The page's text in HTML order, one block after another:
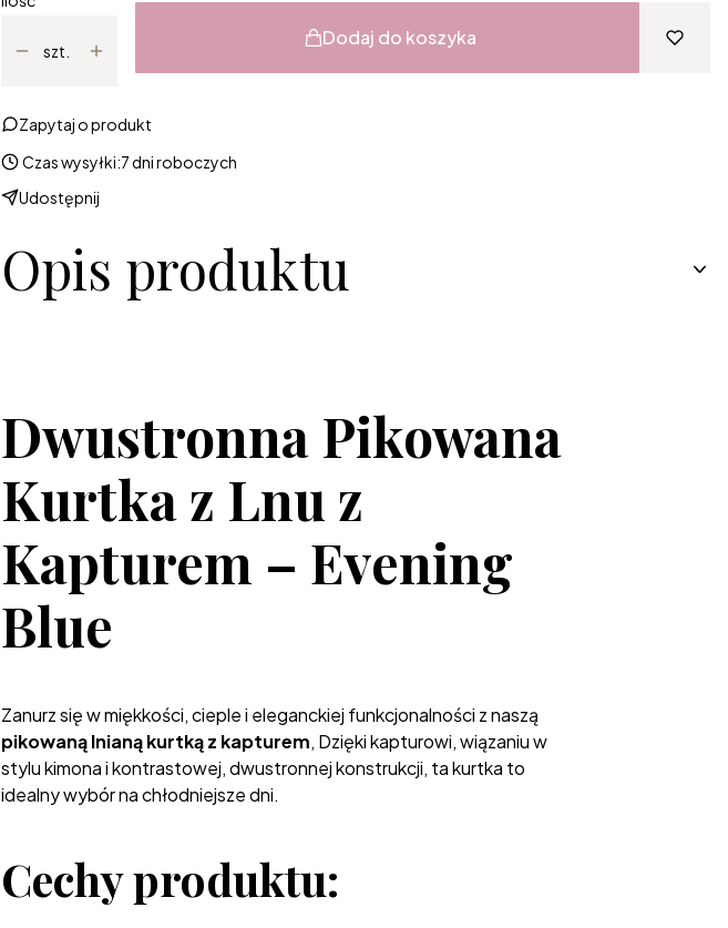
szt.
Dodaj do koszyka
Zapytaj o produkt
Czas wysyłki:7 dni roboczych
Udostępnij
Opis produktu
Dwustronna Pikowana
Kurtka z Lnu z
Kapturem – Evening
Blue
Zanurz się w miękkości, cieple i eleganckiej funkcjonalności z naszą
pikowaną lnianą kurtką z kapturem, Dzięki kapturowi, wiązaniu w
stylu kimona i kontrastowej, dwustronnej konstrukcji, ta kurtka to
idealny wybór na chłodniejsze dni.
Cechy produktu: